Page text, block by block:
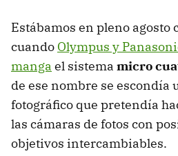
Estábamos en pleno agosto
cuando Olympus y
manga el sistema micro
de ese nombre se escondía
fotográfico que pretendía
las cámaras de fotos con
objetivos intercambiables.